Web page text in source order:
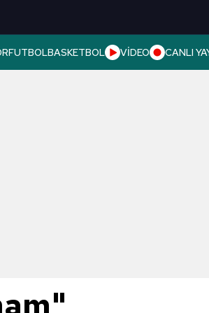
FUTBOLBASKETBOL VİDEO CANLI